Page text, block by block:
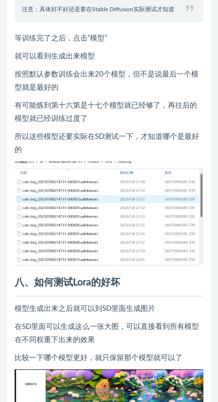
注意：具体好不好还是要在Stable Diffusion实际测试才知道
等训练完了之后，点击“模型”
就可以看到生成出来模型
按照默认参数训练会出来20个模型，但不是说最后一个模
型就是最好的
有可能炼到第十六第是十七个模型就已经够了，再往后的
模型就已经训练过度了
所以这些模型还要实际在SD测试一下，才知道哪个是最好
的
八、如何测试Lora的好坏
模型生成出来之后就可以到SD里面生成图片
在SD里面可以生成这么一张大图，可以直接看到所有模型
在不同权重下出来的效果
比较一下哪个模型更好，就只保留那个模型就可以了